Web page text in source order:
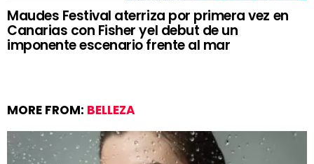
Maudes Festival aterriza por primera vez en
Canarias con Fisher yel debut de un
imponente escenario frente al mar
MORE FROM: BELLEZA